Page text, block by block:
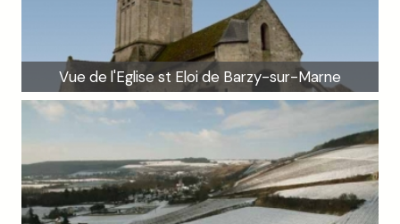
Vue de l'Eglise st Eloi de Barzy-sur-Marne